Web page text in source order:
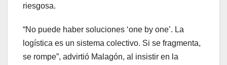
riesgosa.
“No puede haber soluciones ‘one by one’. La
logística es un sistema colectivo. Si se fragmenta,
se rompe”, advirtió Malagón, al insistir en la